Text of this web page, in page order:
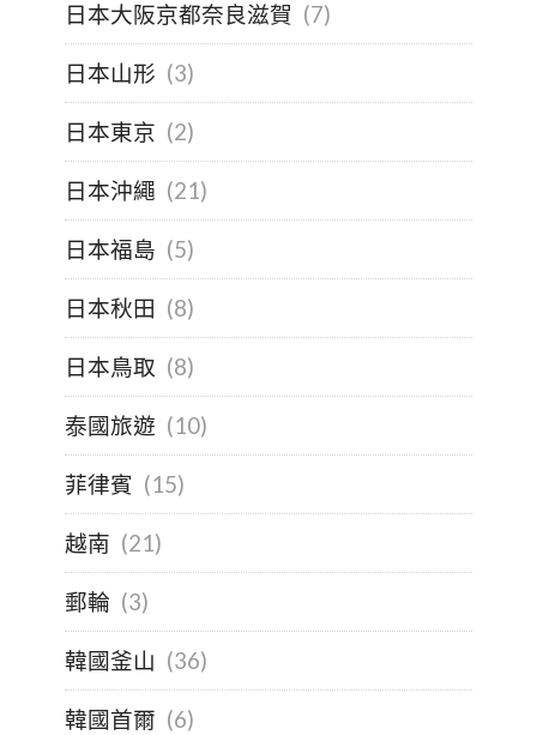
日本大阪京都奈良滋賀 (7)
日本山形 (3)
日本東京 (2)
日本沖繩 (21)
日本福島 (5)
日本秋田 (8)
日本鳥取 (8)
泰國旅遊 (10)
菲律賓 (15)
越南 (21)
郵輪 (3)
韓國釜山 (36)
韓國首爾 (6)